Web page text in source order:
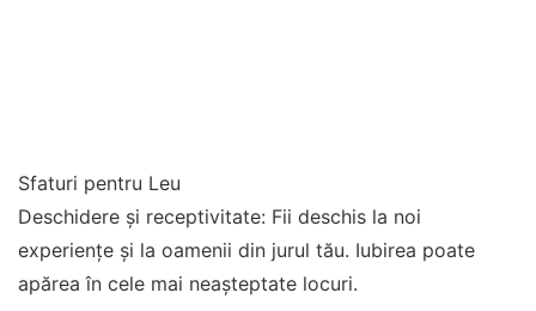
Sfaturi pentru Leu
Deschidere și receptivitate: Fii deschis la noi
experiențe și la oamenii din jurul tău. Iubirea poate
apărea în cele mai neașteptate locuri.